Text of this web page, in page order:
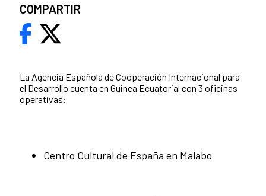
La Agencia Española de Cooperación Internacional para
el Desarrollo cuenta en Guinea Ecuatorial con 3 oficinas
operativas:
Centro Cultural de España en Malabo
COMPARTIR